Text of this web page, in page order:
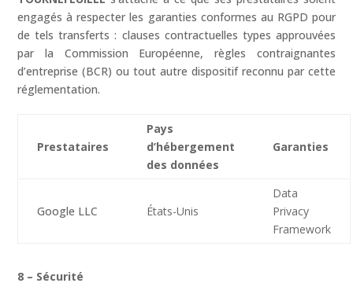
engagés à respecter les garanties conformes au RGPD pour
de tels transferts : clauses contractuelles types approuvées
par la Commission Européenne, règles contraignantes
d’entreprise (BCR) ou tout autre dispositif reconnu par cette
réglementation.
Prestataires
Pays
d’hébergement
des données
Garanties
Google LLC États-Unis
Data
Privacy
Framework
8 – Sécurité